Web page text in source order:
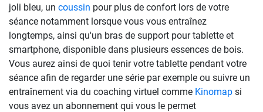
joli bleu, un coussin pour plus de confort lors de votre
séance notamment lorsque vous vous entraînez
longtemps, ainsi qu'un bras de support pour tablette et
smartphone, disponible dans plusieurs essences de bois.
Vous aurez ainsi de quoi tenir votre tablette pendant votre
séance afin de regarder une série par exemple ou suivre un
entraînement via du coaching virtuel comme Kinomap si
vous avez un abonnement qui vous le permet